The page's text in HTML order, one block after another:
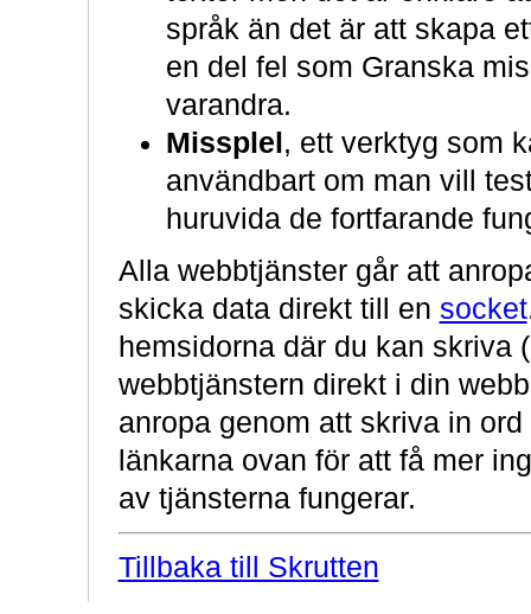
språk än det är att skapa
en del fel som Granska
varandra.
Missplel , ett verktyg som
användbart om man vill
huruvida de fortfarande
Alla webbtjänster går att
skicka data direkt till en socket
hemsidorna där du kan skriva
webbtjänstern direkt i din
anropa genom att skriva in
länkarna ovan för att få mer
av tjänsterna fungerar.
Tillbaka till Skrutten